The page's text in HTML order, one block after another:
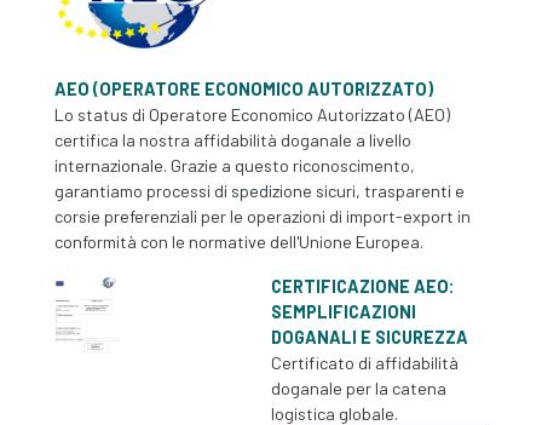
AEO (OPERATORE ECONOMICO AUTORIZZATO)
Lo status di Operatore Economico Autorizzato (AEO)
certifica la nostra affidabilità doganale a livello
internazionale. Grazie a questo riconoscimento,
garantiamo processi di spedizione sicuri, trasparenti e
corsie preferenziali per le operazioni di import-export in
conformità con le normative dell'Unione Europea.
CERTIFICAZIONE AEO:
SEMPLIFICAZIONI
DOGANALI E SICUREZZA
Certificato di affidabilità
doganale per la catena
logistica globale.